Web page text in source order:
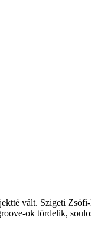
vált. Szigeti
ok tördelik,